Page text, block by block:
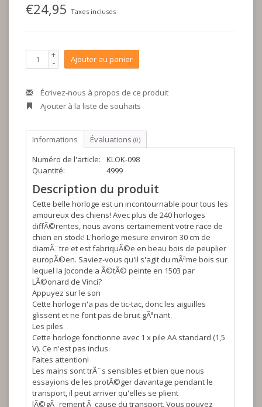
€24,95 Taxes incluses
+
- Ajouter au panier
Écrivez-nous à propos de ce produit
Ajouter à la liste de souhaits
Informations Évaluations (0)
Numéro de l'article:
KLOK-098
Quantité:
4999
Description du produit
Cette belle horloge est un incontournable pour tous les
amoureux des chiens! Avec plus de 240 horloges
diffÃ©rentes, nous avons certainement votre race de
chien en stock! L'horloge mesure environ 30 cm de
diamÃ¨tre et est fabriquÃ©e en beau bois de peuplier
europÃ©en. Saviez-vous qu'il s'agit du mÃªme bois sur
lequel la Joconde a Ã©tÃ© peinte en 1503 par
LÃ©onard de Vinci?
Appuyez sur le son
Cette horloge n'a pas de tic-tac, donc les aiguilles
glissent et ne font pas de bruit gÃªnant.
Les piles
Cette horloge fonctionne avec 1 x pile AA standard (1,5
V). Ce n'est pas inclus.
Faites attention!
Les mains sont trÃ¨s sensibles et bien que nous
essayions de les protÃ©ger davantage pendant le
transport, il peut arriver qu'elles se plient
lÃ©gÃ¨rement Ã cause du transport. Vous pouvez